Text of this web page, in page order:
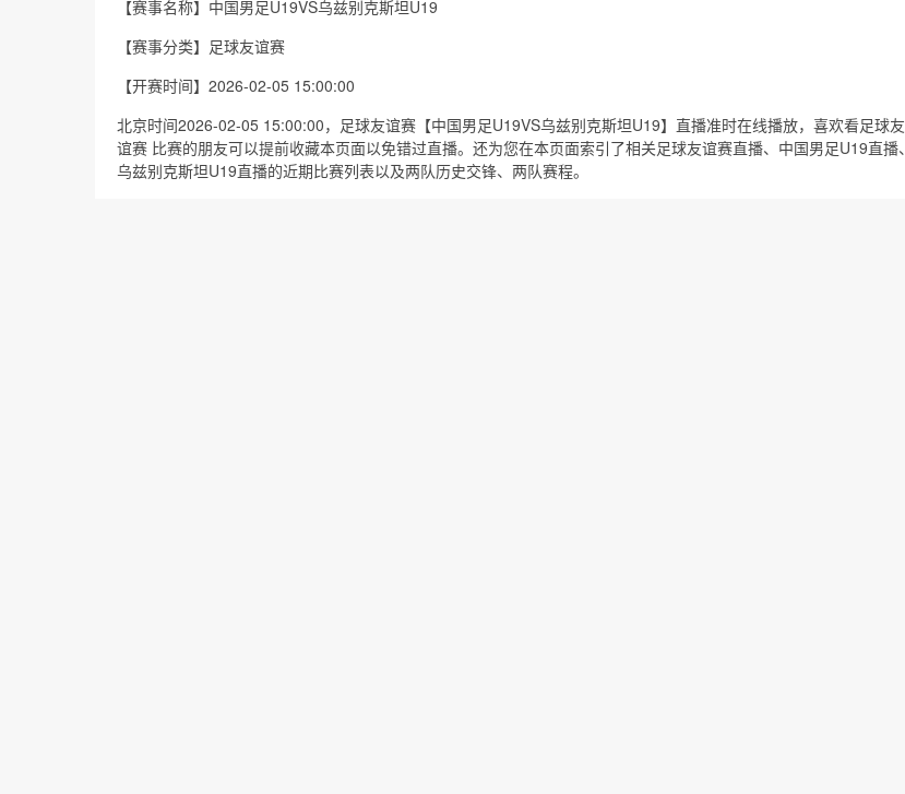
【赛事名称】 中国男足U19VS乌兹别克斯坦U19
【赛事分类】 足球友谊赛
【开赛时间】 2026-02-05 15:00:00
北京时间2026-02-05 15:00:00，足球友谊赛【中国男足U19VS乌兹别克斯坦U19】直播准时在线播放，喜欢看足球友
谊赛 比赛的朋友可以提前收藏本页面以免错过直播。还为您在本页面索引了相关足球友谊赛直播、中国男足U19直播、
乌兹别克斯坦U19直播的近期比赛列表以及两队历史交锋、两队赛程。